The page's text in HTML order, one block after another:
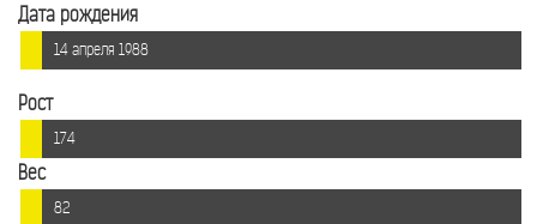
Дата рождения
14 апреля 1988
Рост
174
Вес
82